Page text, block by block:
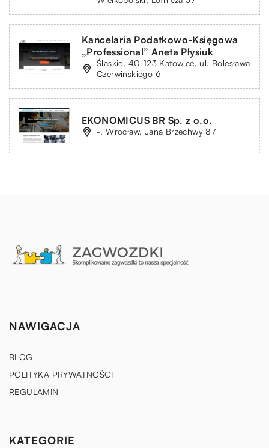
Kancelaria Podatkowo-Księgowa
„Professional” Aneta Płysiuk
Śląskie, 40-123 Katowice, ul. Bolesława
Czerwińskiego 6
EKONOMICUS BR Sp. z o.o.
-, Wrocław, Jana Brzechwy 87
NAWIGACJA
BLOG
POLITYKA PRYWATNOŚCI
REGULAMIN
KATEGORIE